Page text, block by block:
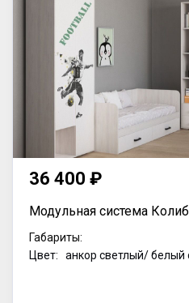
36 400 ₽
Модульная система
Габариты:
Цвет: анкор светлый/ белый